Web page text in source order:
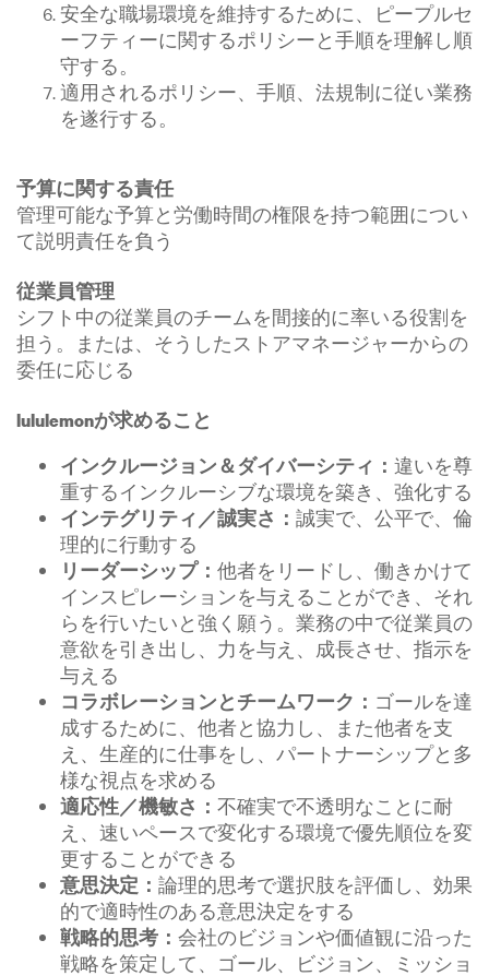
安全な職場環境を維持するために、ピープルセ
ーフティーに関するポリシーと手順を理解し順
守する。
適用されるポリシー、手順、法規制に従い業務
を遂行する。
予算に関する責任
管理可能な予算と労働時間の権限を持つ範囲につい
て説明責任を負う
従業員管理
シフト中の従業員のチームを間接的に率いる役割を
担う。または、そうしたストアマネージャーからの
委任に応じる
lululemonが求めること
インクルージョン＆ダイバーシティ： 違いを尊
重するインクルーシブな環境を築き、強化する
インテグリティ／誠実さ： 誠実で、公平で、倫
理的に行動する
リーダーシップ： 他者をリードし、働きかけて
インスピレーションを与えることができ、それ
らを行いたいと強く願う。業務の中で従業員の
意欲を引き出し、力を与え、成長させ、指示を
与える
コラボレーションとチームワーク： ゴールを達
成するために、他者と協力し、また他者を支
え、生産的に仕事をし、パートナーシップと多
様な視点を求める
適応性／機敏さ： 不確実で不透明なことに耐
え、速いペースで変化する環境で優先順位を変
更することができる
意思決定： 論理的思考で選択肢を評価し、効果
的で適時性のある意思決定をする
戦略的思考： 会社のビジョンや価値観に沿った
戦略を策定して、ゴール、ビジョン、ミッショ